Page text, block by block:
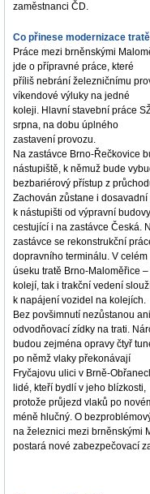
zaměstnanci ČD.
Co přinese modernizace
Práce mezi brněnskými
jde o přípravné práce, které
příliš nebrání železničnímu
víkendové výluky na jedné
koleji. Hlavní stavební práce
srpna, na dobu úplného
zastavení provozu.
Na zastávce Brno-Řečkovice
nástupiště, k němuž bude
bezbariérový přístup z
Zachován zůstane i dosavadní
k nástupišti od výpravní
cestující i na zastávce Česká.
zastávce se rekonstrukční
dopravního terminálu. V celém
úseku tratě Brno-Maloměřice
kolejí, tak i trakční vedení
k napájení vozidel na kolejích.
Bez povšimnutí nezůstanou
odvodňovací zídky na trati.
budou zejména opravy čtyř
po němž vlaky překonávají
Fryčajovu ulici v Brně-
lidé, kteří bydlí v jeho blízkosti,
protože průjezd vlaků po
méně hlučný. O
na železnici mezi brněnskými
postará nové zabezpečovací